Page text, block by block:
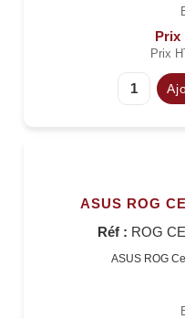
Prix
Prix
ASUS ROG
Réf : ROG
ASUS ROG